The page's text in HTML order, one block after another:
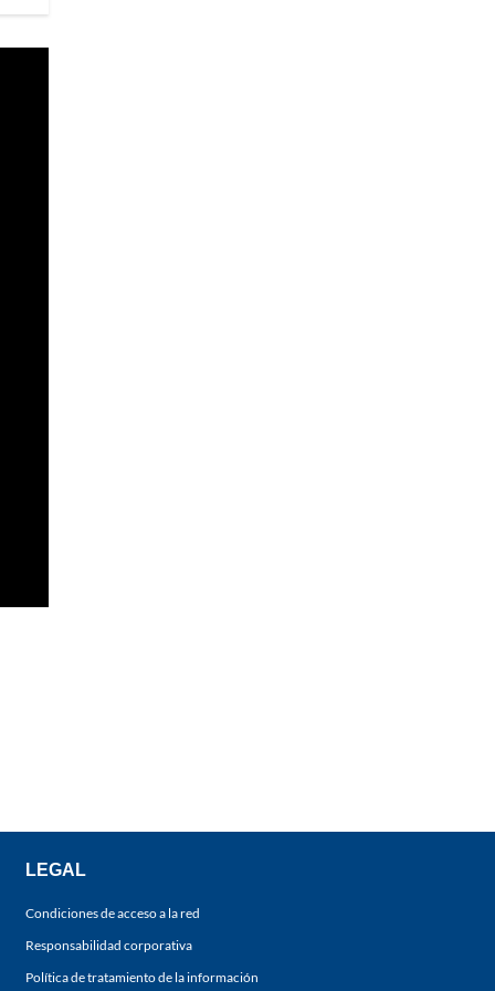
LEGAL
Condiciones de acceso a la red
Responsabilidad corporativa
Política de tratamiento de la información